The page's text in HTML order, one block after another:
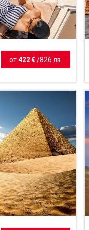
от422 € /826 лв.